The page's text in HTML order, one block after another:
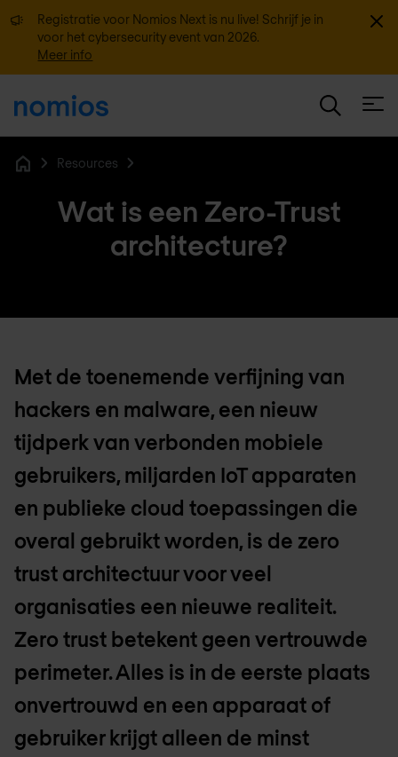
Registratie voor Nomios Next is nu live! Schrijf je in
voor het cybersecurity event van 2026.
Meer info
Resources
Wat is een Zero-Trust
architecture?
Met de toenemende verfijning van
hackers en malware, een nieuw
tijdperk van verbonden mobiele
gebruikers, miljarden IoT apparaten
en publieke cloud toepassingen die
overal gebruikt worden, is de zero
trust architectuur voor veel
organisaties een nieuwe realiteit.
Zero trust betekent geen vertrouwde
perimeter. Alles is in de eerste plaats
onvertrouwd en een apparaat of
gebruiker krijgt alleen de minst